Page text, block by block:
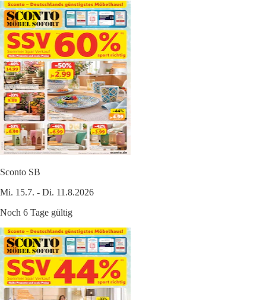
Sconto SB
Mi. 15.7. - Di. 11.8.2026
Noch 6 Tage gültig